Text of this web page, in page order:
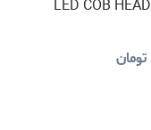
تومان